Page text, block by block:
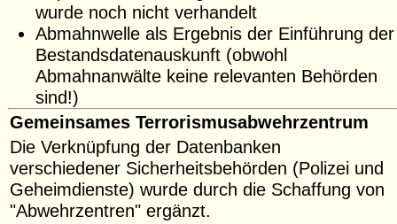
wurde noch nicht verhandelt
Abmahnwelle als Ergebnis der Einführung der
Bestandsdatenauskunft (obwohl
Abmahnanwälte keine relevanten Behörden
sind!)
Gemeinsames Terrorismusabwehrzentrum
Die Verknüpfung der Datenbanken
verschiedener Sicherheitsbehörden (Polizei und
Geheimdienste) wurde durch die Schaffung von
"Abwehrzentren" ergänzt.